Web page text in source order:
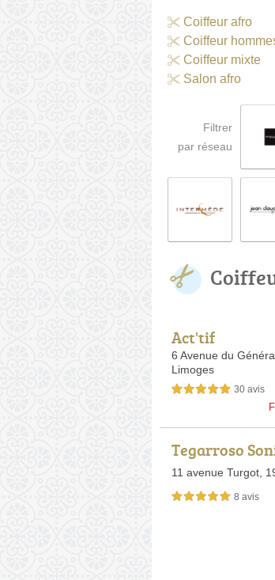
Coiffeur afro
Coiffeur
Coiffeur mixte
Salon afro
Filtrer
par réseau
Act'tif
6 Avenue du
Limoges
5,0 étoiles sur 5 30 avis
Tegarroso
11 avenue Turgot,
5,0 étoiles sur 5 8 avis